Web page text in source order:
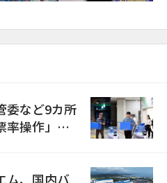
委など9カ所
操作」の
ム、国内バ